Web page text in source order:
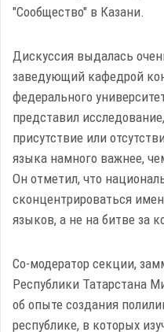
"Сообщество" в Казани.
Дискуссия выдалась
заведующий кафедрой
федерального
представил
присутствие или
языка намного важнее,
Он отметил, что
сконцентрироваться
языков, а не на битве за
Со-модератор секции,
Республики Татарстана
об опыте создания
республике, в которых